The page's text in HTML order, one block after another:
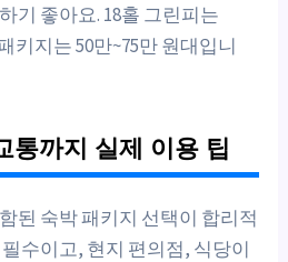
기 좋아요. 18홀 그린피는
키지는 50만~75만 원대입니
통까지 실제 이용 팁
된 숙박 패키지 선택이 합리적
수이고, 현지 편의점, 식당이